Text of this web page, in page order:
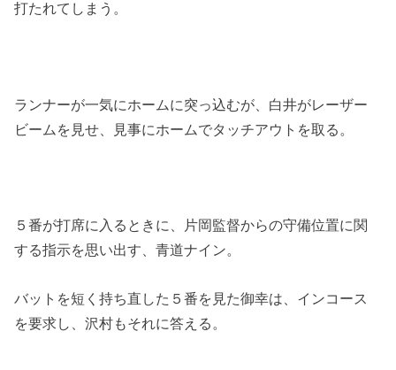
打たれてしまう。
ランナーが一気にホームに突っ込むが、白井がレーザー
ビームを見せ、見事にホームでタッチアウトを取る。
５番が打席に入るときに、片岡監督からの守備位置に関
する指示を思い出す、青道ナイン。
バットを短く持ち直した５番を見た御幸は、インコース
を要求し、沢村もそれに答える。